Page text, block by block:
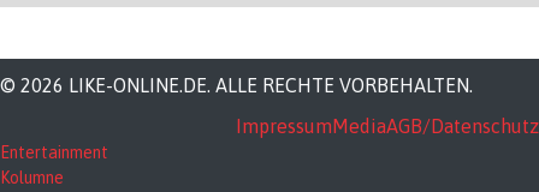
© 2026 LIKE-ONLINE.DE. ALLE RECHTE VORBEHALTEN.
Impressum MediaAGB/Datenschutz
Entertainment
Kolumne